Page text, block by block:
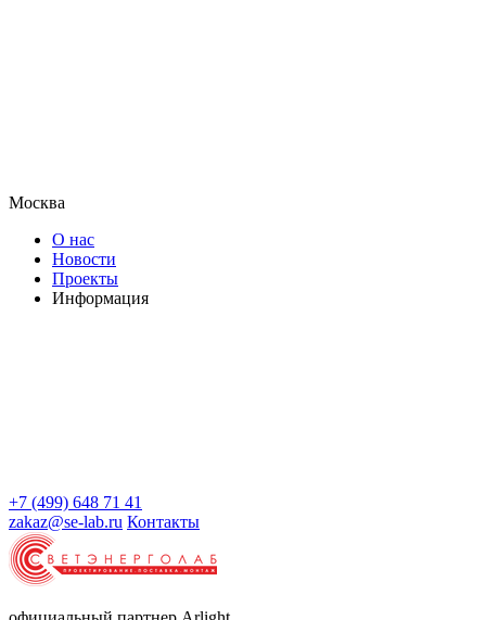
Москва
О нас
Новости
Проекты
Информация
+7 (499) 648 71 41
zakaz@se-lab.ru Контакты